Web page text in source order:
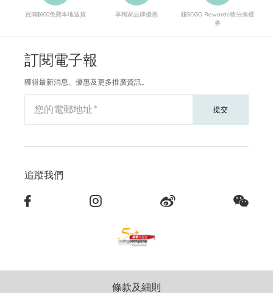
買滿$600免費本地送貨 享獨家品牌優惠
賺SOGO Rewards積分換禮
券
訂閱電子報
獲得最新消息、優惠及更多推廣資訊。
您的電郵地址 提交
追蹤我們
條款及細則